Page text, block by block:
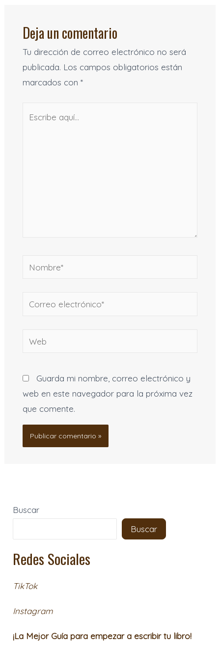
Deja un comentario
Tu dirección de correo electrónico no será
publicada. Los campos obligatorios están
marcados con *
Nombre*
Correo
Web
Guarda mi nombre, correo electrónico y
web en este navegador para la próxima vez
que comente.
Buscar
Buscar
Redes Sociales
TikTok
Instagram
¡La Mejor Guía para empezar a escribir tu libro!